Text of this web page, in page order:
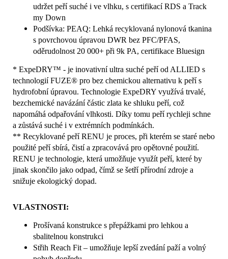
udržet peří suché i ve vlhku, s certifikací RDS a Track
my Down
Podšívka: PEAQ: Lehká recyklovaná nylonová tkanina
s povrchovou úpravou DWR bez PFC/PFAS,
oděrudolnost 20 000+ při 9k PA, certifikace Bluesign
* ExpeDRY™ - je inovativní ultra suché peří od ALLIED s
technologií FUZE® pro bez chemickou alternativu k peří s
hydrofobní úpravou. Technologie ExpeDRY využívá trvalé,
bezchemické navázání částic zlata ke shluku peří, což
napomáhá odpařování vlhkosti. Díky tomu peří rychleji schne
a zůstává suché i v extrémních podmínkách.
** Recyklované peří RENU je proces, při kterém se staré nebo
použité peří sbírá, čistí a zpracovává pro opětovné použití.
RENU je technologie, která umožňuje využít peří, které by
jinak skončilo jako odpad, čímž se šetří přírodní zdroje a
snižuje ekologický dopad.
VLASTNOSTI:
Prošívaná konstrukce s přepážkami pro lehkou a
sbalitelnou konstrukci
Střih Reach Fit – umožňuje lepší zvedání paží a volný